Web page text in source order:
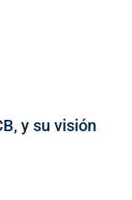
y su visión